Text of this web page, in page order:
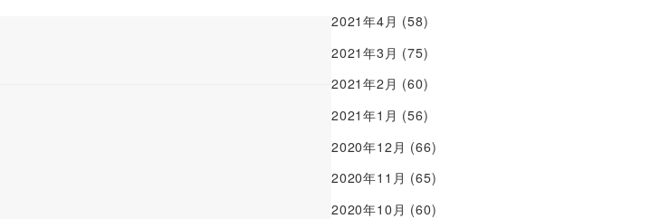
2021年4月 (58)
2021年3月 (75)
2021年2月 (60)
2021年1月 (56)
2020年12月 (66)
2020年11月 (65)
2020年10月 (60)